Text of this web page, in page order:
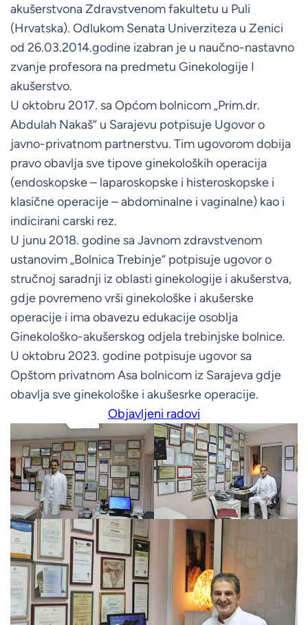
akušerstvona Zdravstvenom fakultetu u Puli
(Hrvatska). Odlukom Senata Univerziteza u Zenici
od 26.03.2014.godine izabran je u naučno-nastavno
zvanje profesora na predmetu Ginekologije I
akušerstvo.
U oktobru 2017. sa Općom bolnicom „Prim.dr.
Abdulah Nakaš“ u Sarajevu potpisuje Ugovor o
javno-privatnom partnerstvu. Tim ugovorom dobija
pravo obavlja sve tipove ginekoloških operacija
(endoskopske – laparoskopske i histeroskopske i
klasične operacije – abdominalne i vaginalne) kao i
indicirani carski rez.
U junu 2018. godine sa Javnom zdravstvenom
ustanovim „Bolnica Trebinje“ potpisuje ugovor o
stručnoj saradnji iz oblasti ginekologije i akušerstva,
gdje povremeno vrši ginekološke i akušerske
operacije i ima obavezu edukacije osoblja
Ginekološko-akušerskog odjela trebinjske bolnice.
U oktobru 2023. godine potpisuje ugovor sa
Opštom privatnom Asa bolnicom iz Sarajeva gdje
obavlja sve ginekološke i akušesrke operacije.
Objavljeni radovi